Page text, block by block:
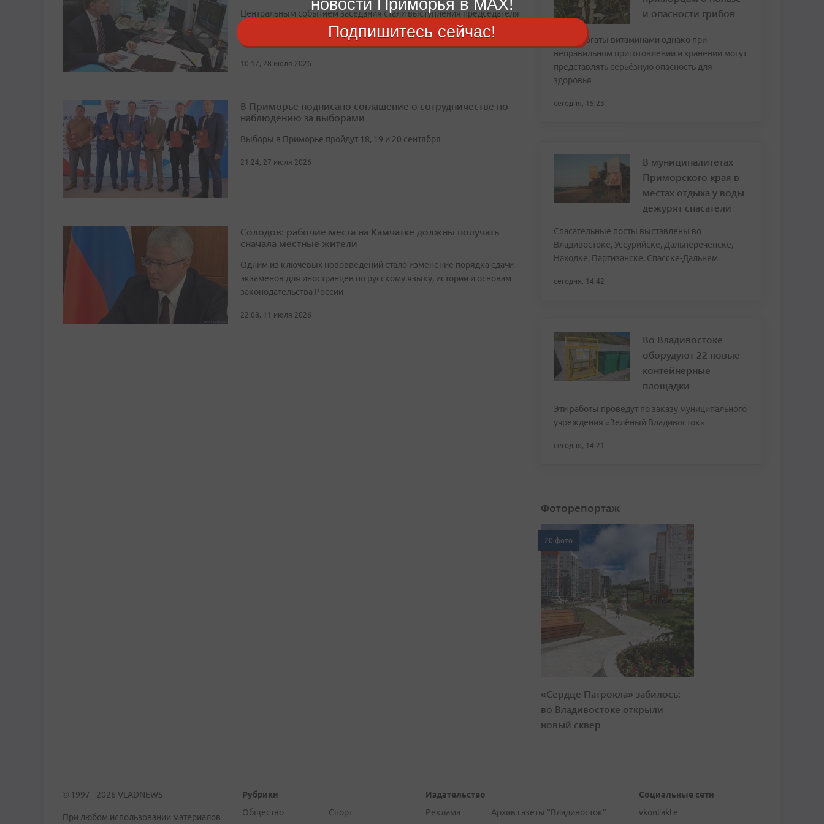
Центральным событием заседания стали выступления председателя
Госдумы Вячеслава Володина и лидеров всех пяти думских фракций,
которые представили отчеты о проделанной работе
10:17, 28 июля 2026
В Приморье подписано соглашение о сотрудничестве по
наблюдению за выборами
Выборы в Приморье пройдут 18, 19 и 20 сентября
21:24, 27 июля 2026
Солодов: рабочие места на Камчатке должны получать
сначала местные жители
Одним из ключевых нововведений стало изменение порядка сдачи
экзаменов для иностранцев по русскому языку, истории и основам
законодательства России
22:08, 11 июля 2026
и опасности грибов
Грибы богаты витаминами однако при
неправильном приготовлении и хранении могут
представлять серьёзную опасность для
здоровья
сегодня, 15:23
В муниципалитетах
Приморского края в
местах отдыха у воды
дежурят спасатели
Спасательные посты выставлены во
Владивостоке, Уссурийске, Дальнереченске,
Находке, Партизанске, Спасске-Дальнем
сегодня, 14:42
Во Владивостоке
оборудуют 22 новые
контейнерные
площадки
Эти работы проведут по заказу муниципального
учреждения «Зелёный Владивосток»
сегодня, 14:21
Фоторепортаж
20 фото
«Сердце Патрокла» забилось:
во Владивостоке открыли
новый сквер
© 1997 - 2026 VLADNEWS
При любом использовании материалов
Рубрики
Общество
Спорт
Издательство
Реклама
Архив газеты "Владивосток"
Социальные сети
vkontakte
новости Приморья в MAX!
Подпишитесь сейчас!